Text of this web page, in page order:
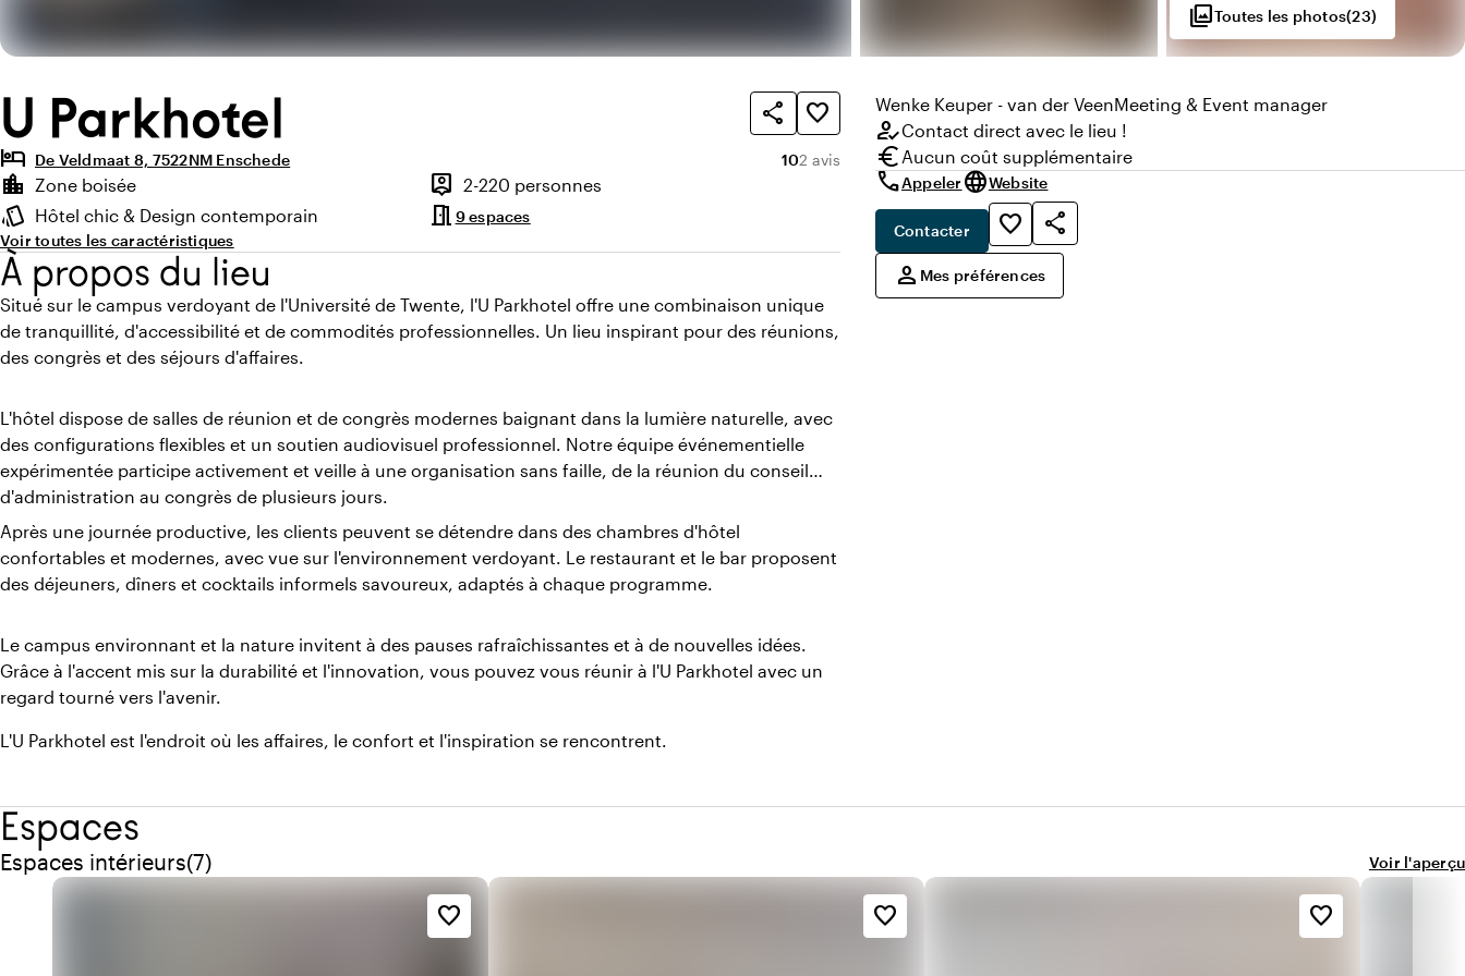
photo_libraryToutes les photos(23)
U Parkhotel share
favorite_border
hotel De Veldmaat 8, 7522NM Enschede Note moyenne de 10 sur 10
10Nombre d'avis : 2
2 avis
Points forts
location_city
Environnement
Zone boisée person_pin
Capacité
2-220 personnes
style
Ambiance
Hôtel chic & Design contemporain meeting_room 9 espaces
Voir toutes les caractéristiques
À propos du lieu
Situé sur le campus verdoyant de l'Université de Twente, l'U Parkhotel offre une combinaison unique
de tranquillité, d'accessibilité et de commodités professionnelles. Un lieu inspirant pour des réunions,
des congrès et des séjours d'affaires.
L'hôtel dispose de salles de réunion et de congrès modernes baignant dans la lumière naturelle, avec
des configurations flexibles et un soutien audiovisuel professionnel. Notre équipe événementielle
expérimentée participe activement et veille à une organisation sans faille, de la réunion du conseil
d'administration au congrès de plusieurs jours.
Après une journée productive, les clients peuvent se détendre dans des chambres d'hôtel
confortables et modernes, avec vue sur l'environnement verdoyant. Le restaurant et le bar proposent
des déjeuners, dîners et cocktails informels savoureux, adaptés à chaque programme.
Le campus environnant et la nature invitent à des pauses rafraîchissantes et à de nouvelles idées.
Grâce à l'accent mis sur la durabilité et l'innovation, vous pouvez vous réunir à l'U Parkhotel avec un
regard tourné vers l'avenir.
L'U Parkhotel est l'endroit où les affaires, le confort et l'inspiration se rencontrent.
Wenke Keuper - van der VeenMeeting & Event manager
how_to_regContact direct avec le lieu !
euro Aucun coût supplémentaire
callAppelerlanguageWebsite
Contacter favorite_border
share
person Mes préférences
Espaces
Espaces intérieurs
Quantité de espaces intérieurs : 7
(7) Voir l'aperçu
favorite_border favorite_border favorite_border